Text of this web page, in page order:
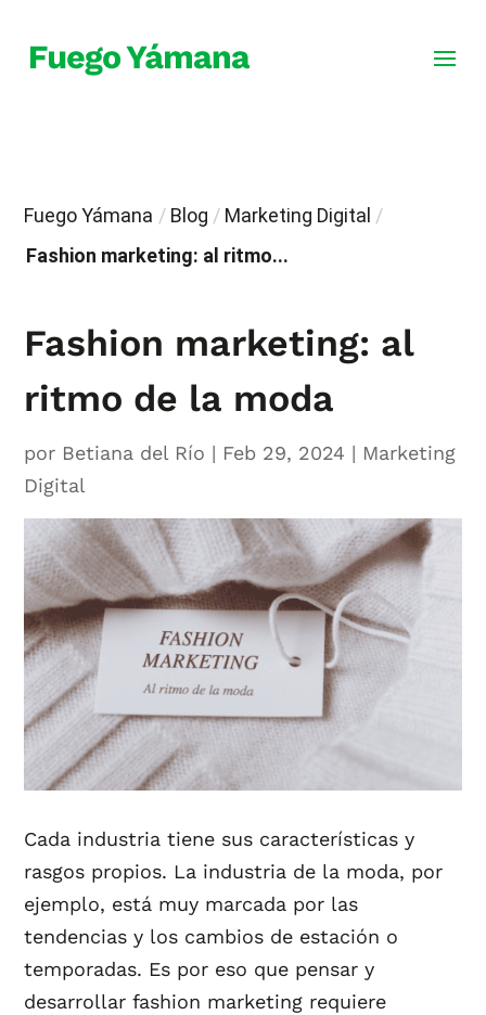
Fuego Yámana / Blog / Marketing Digital /
Fashion marketing: al ritmo...
Fashion marketing: al
ritmo de la moda
por Betiana del Río | Feb 29, 2024 | Marketing
Digital
Cada industria tiene sus características y
rasgos propios. La industria de la moda, por
ejemplo, está muy marcada por las
tendencias y los cambios de estación o
temporadas. Es por eso que pensar y
desarrollar fashion marketing requiere